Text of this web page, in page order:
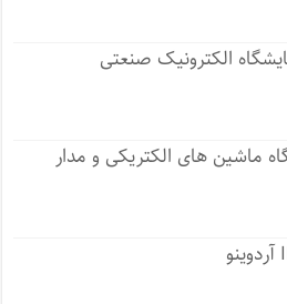
الکترونیک صنعتی
ماشین های الکتریکی و مدار